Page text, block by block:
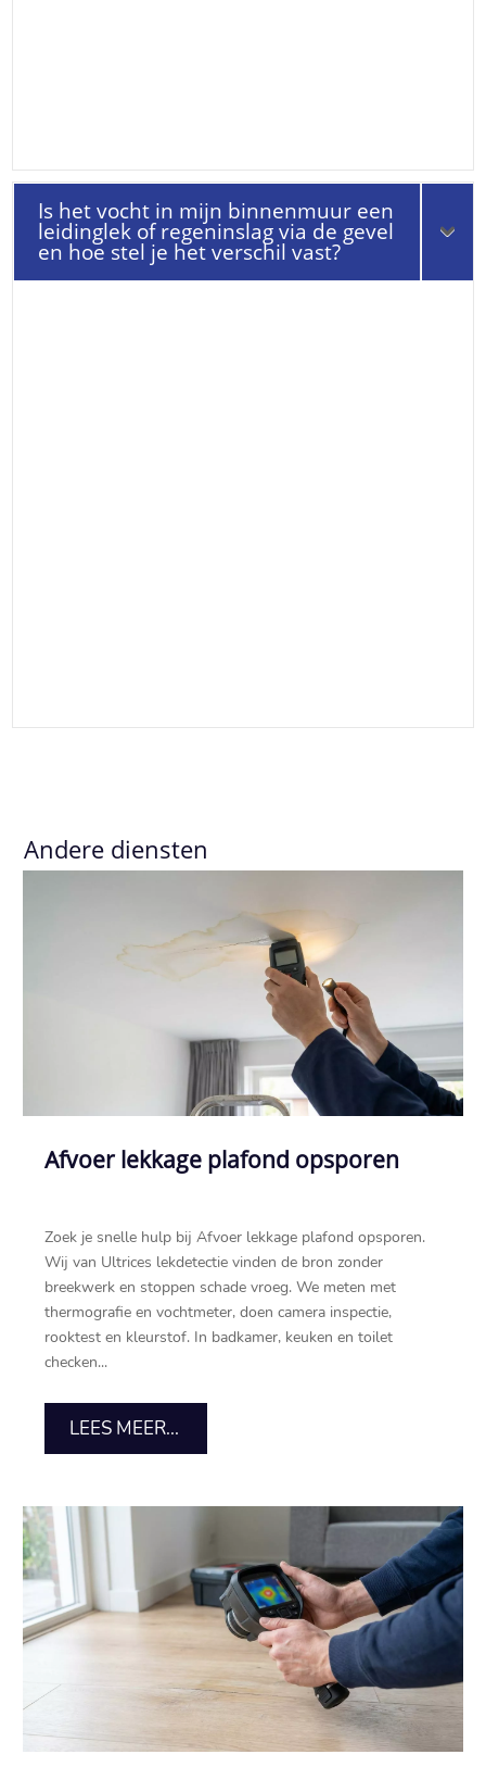
Is het vocht in mijn binnenmuur een
leidinglek of regeninslag via de gevel
en hoe stel je het verschil vast?
Andere diensten
Afvoer lekkage plafond opsporen
Zoek je snelle hulp bij Afvoer lekkage plafond opsporen.
Wij van Ultrices lekdetectie vinden de bron zonder
breekwerk en stoppen schade vroeg. We meten met
thermografie en vochtmeter, doen camera inspectie,
rooktest en kleurstof. In badkamer, keuken en toilet
checken...
LEES MEER...